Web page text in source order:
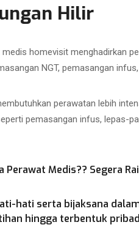
Hilir
homevisit menghadirkan
NGT, pemasangan
perawatan lebih
pemasangan infus,
Perawat Medis?? Segera
hati serta bijaksana
hingga terbentuk